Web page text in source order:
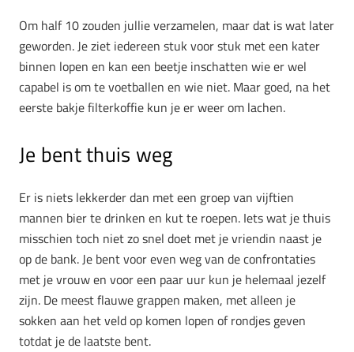
Om half 10 zouden jullie verzamelen, maar dat is wat later
geworden. Je ziet iedereen stuk voor stuk met een kater
binnen lopen en kan een beetje inschatten wie er wel
capabel is om te voetballen en wie niet. Maar goed, na het
eerste bakje filterkoffie kun je er weer om lachen.
Je bent thuis weg
Er is niets lekkerder dan met een groep van vijftien
mannen bier te drinken en kut te roepen. Iets wat je thuis
misschien toch niet zo snel doet met je vriendin naast je
op de bank. Je bent voor even weg van de confrontaties
met je vrouw en voor een paar uur kun je helemaal jezelf
zijn. De meest flauwe grappen maken, met alleen je
sokken aan het veld op komen lopen of rondjes geven
totdat je de laatste bent.